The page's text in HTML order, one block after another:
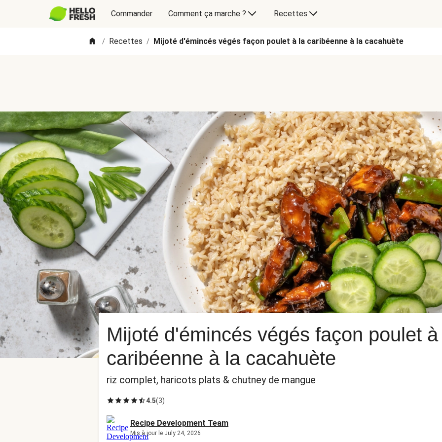
Commander Comment ça marche ? Recettes
/ Recettes / Mijoté d'émincés végés façon poulet à la caribéenne à la cacahuète
Mijoté d'émincés végés façon poulet
caribéenne à la cacahuète
riz complet, haricots plats & chutney de mangue
4.5(3)
Recipe Development Team
Mis à jour le July 24, 2026